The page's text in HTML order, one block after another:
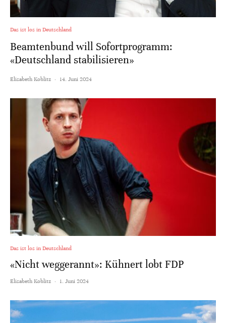
Das ist los in Deutschland
Beamtenbund will Sofortprogramm:
«Deutschland stabilisieren»
Elisabeth Koblitz · 14. Juni 2024
Das ist los in Deutschland
«Nicht weggerannt»: Kühnert lobt FDP
Elisabeth Koblitz · 1. Juni 2024